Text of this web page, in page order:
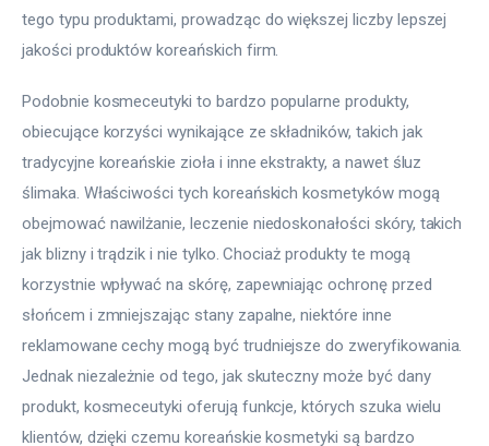
tego typu produktami, prowadząc do większej liczby lepszej
jakości produktów koreańskich firm.
Podobnie kosmeceutyki to bardzo popularne produkty,
obiecujące korzyści wynikające ze składników, takich jak
tradycyjne koreańskie zioła i inne ekstrakty, a nawet śluz
ślimaka. Właściwości tych koreańskich kosmetyków mogą
obejmować nawilżanie, leczenie niedoskonałości skóry, takich
jak blizny i trądzik i nie tylko. Chociaż produkty te mogą
korzystnie wpływać na skórę, zapewniając ochronę przed
słońcem i zmniejszając stany zapalne, niektóre inne
reklamowane cechy mogą być trudniejsze do zweryfikowania.
Jednak niezależnie od tego, jak skuteczny może być dany
produkt, kosmeceutyki oferują funkcje, których szuka wielu
klientów, dzięki czemu koreańskie kosmetyki są bardzo